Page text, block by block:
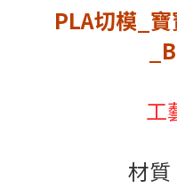
PLA切模_
工
材質